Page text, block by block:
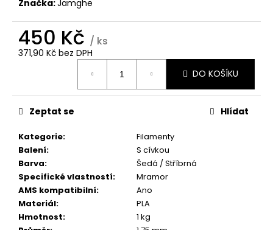
Značka:Jamghe
450 Kč / ks
371,90 Kč bez DPH
DO KOŠÍKU
Kategorie:
Filamenty
Balení:
S cívkou
Barva:
Šedá / Stříbrná
Specifické vlastností:
Mramor
AMS kompatibilní:
Ano
Materiál:
PLA
Hmotnost:
1 kg
Zeptat se Hlídat
o
p
u
č
e
m
e